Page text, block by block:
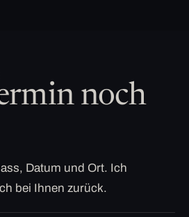
noch
Datum und Ort. Ich
bei Ihnen zurück.